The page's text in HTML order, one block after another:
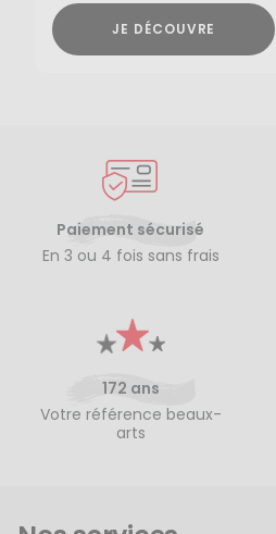
JE DÉCOUVRE
Paiement sécurisé
En 3 ou 4 fois sans frais
172 ans
Votre référence beaux-
arts